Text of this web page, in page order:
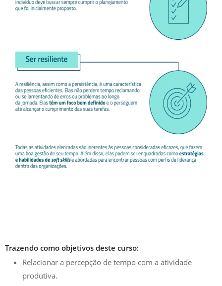
Trazendo como objetivos deste curso:
Relacionar a percepção de tempo com a atividade
produtiva.